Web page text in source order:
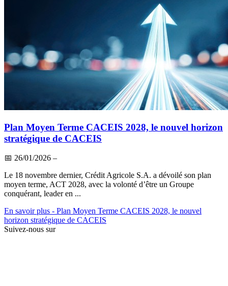
Plan Moyen Terme CACEIS 2028, le nouvel horizon
stratégique de CACEIS
📅 26/01/2026 –
Le 18 novembre dernier, Crédit Agricole S.A. a dévoilé son plan
moyen terme, ACT 2028, avec la volonté d’être un Groupe
conquérant, leader en ...
En savoir plus - Plan Moyen Terme CACEIS 2028, le nouvel
horizon stratégique de CACEIS
Suivez-nous sur